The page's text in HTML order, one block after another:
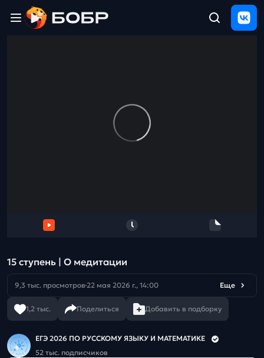
15 ступень | О медитации
9,3 тыс. просмотров 22 мая 2026 г., 14:00 Еще
1,2 тыс. Поделиться Добавить в подборку
ЕГЭ 2026 ПО РУССКОМУ ЯЗЫКУ И МАТЕМАТИКЕ
52 тыс. подписчиков